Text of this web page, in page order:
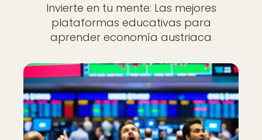
Invierte en tu mente: Las mejores
plataformas educativas para
aprender economía austriaca